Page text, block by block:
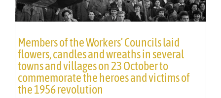
Members of the Workers’ Councils laid
flowers, candles and wreaths in several
towns and villages on 23 October to
commemorate the heroes and victims of
the 1956 revolution